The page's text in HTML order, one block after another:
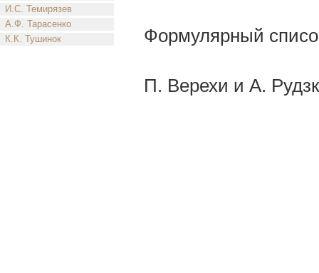
И.С. Темирязев
А.Ф. Тарасенко
К.К. Тушинок
Формулярный
П. Верехи и А.